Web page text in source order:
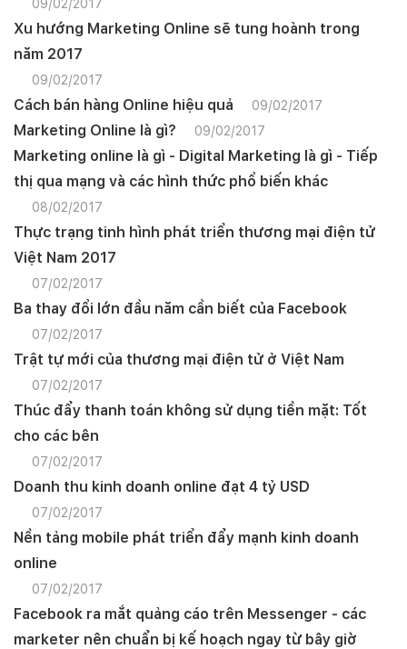
09/02/2017
Xu hướng Marketing Online sẽ tung hoành trong
năm 2017
09/02/2017
Cách bán hàng Online hiệu quả 09/02/2017
Marketing Online là gì? 09/02/2017
Marketing online là gì - Digital Marketing là gì - Tiếp
thị qua mạng và các hình thức phổ biến khác
08/02/2017
Thực trạng tinh hình phát triển thương mại điện tử
Việt Nam 2017
07/02/2017
Ba thay đổi lớn đầu năm cần biết của Facebook
07/02/2017
Trật tự mới của thương mại điện tử ở Việt Nam
07/02/2017
Thúc đẩy thanh toán không sử dụng tiền mặt: Tốt
cho các bên
07/02/2017
Doanh thu kinh doanh online đạt 4 tỷ USD
07/02/2017
Nền tảng mobile phát triển đẩy mạnh kinh doanh
online
07/02/2017
Facebook ra mắt quảng cáo trên Messenger - các
marketer nên chuẩn bị kế hoạch ngay từ bây giờ